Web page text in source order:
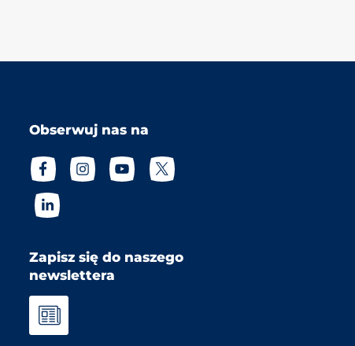
Obserwuj nas na
Zapisz się do naszego
newslettera